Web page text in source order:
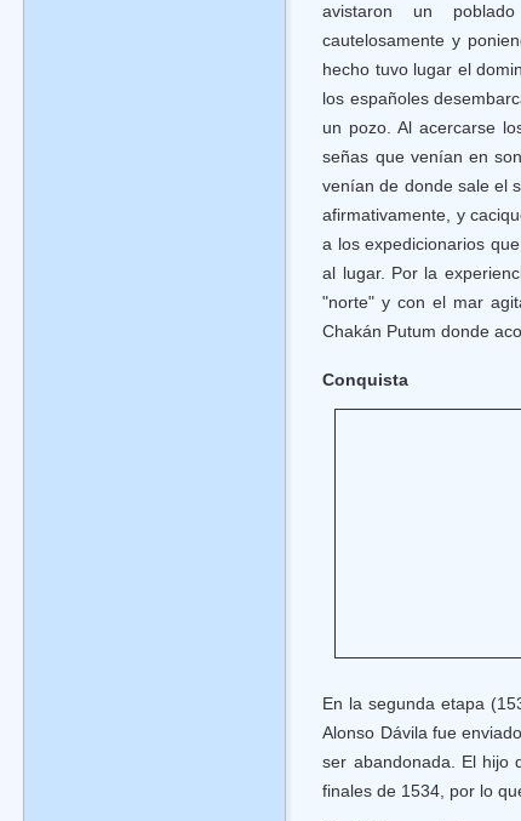
avistaron un
cautelosamente y
hecho tuvo lugar el
los españoles
un pozo. Al acercarse
señas que venían en
venían de donde sale el
afirmativamente, y
a los expedicionarios
al lugar. Por la
"norte" y con el mar
Chakán Putum donde
Conquista
En la segunda etapa
Alonso Dávila fue
ser abandonada. El hijo
finales de 1534, por lo